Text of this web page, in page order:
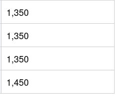
1,600万円
2,100万円
2,700万円
2,200万円
1,350
1,350
1,350
1,450